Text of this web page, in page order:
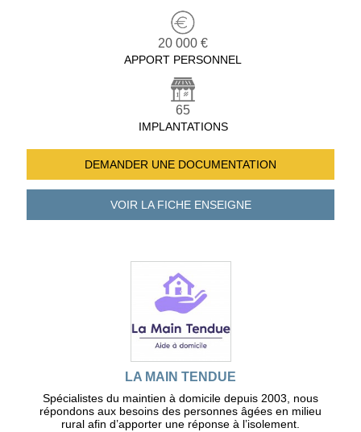
20 000 €
APPORT PERSONNEL
65
IMPLANTATIONS
DEMANDER UNE DOCUMENTATION
VOIR LA FICHEENSEIGNE
LA MAIN TENDUE
Spécialistes du maintien à domicile depuis 2003, nous
répondons aux besoins des personnes âgées en milieu
rural afin d’apporter une réponse à l’isolement.